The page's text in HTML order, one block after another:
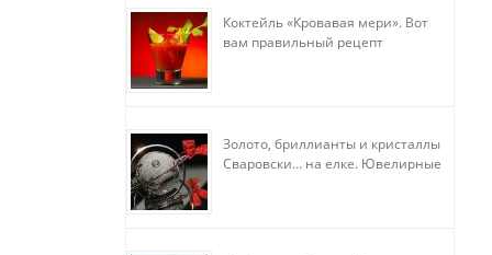
Коктейль «Кровавая мери». Вот
вам правильный рецепт
Золото, бриллианты и кристаллы
Сваровски… на елке. Ювелирные